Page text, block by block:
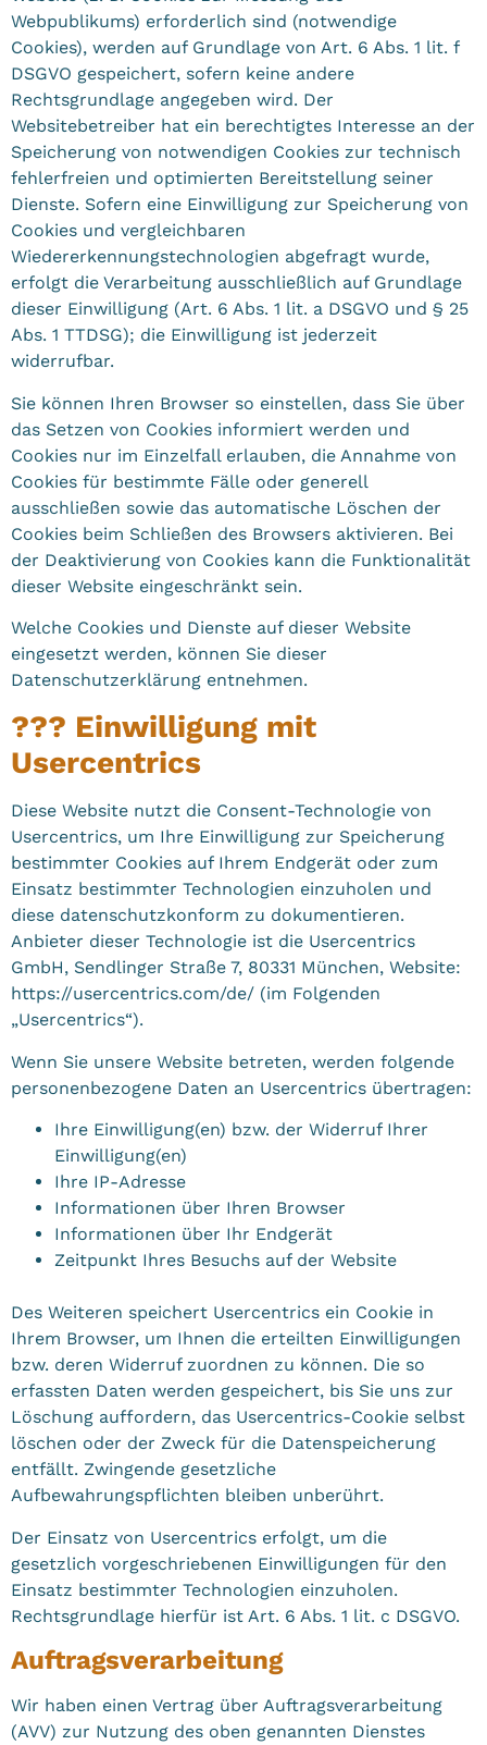
Webpublikums) erforderlich sind (notwendige
Cookies), werden auf Grundlage von Art. 6 Abs. 1 lit. f
DSGVO gespeichert, sofern keine andere
Rechtsgrundlage angegeben wird. Der
Websitebetreiber hat ein berechtigtes Interesse an der
Speicherung von notwendigen Cookies zur technisch
fehlerfreien und optimierten Bereitstellung seiner
Dienste. Sofern eine Einwilligung zur Speicherung von
Cookies und vergleichbaren
Wiedererkennungstechnologien abgefragt wurde,
erfolgt die Verarbeitung ausschließlich auf Grundlage
dieser Einwilligung (Art. 6 Abs. 1 lit. a DSGVO und § 25
Abs. 1 TTDSG); die Einwilligung ist jederzeit
widerrufbar.
Sie können Ihren Browser so einstellen, dass Sie über
das Setzen von Cookies informiert werden und
Cookies nur im Einzelfall erlauben, die Annahme von
Cookies für bestimmte Fälle oder generell
ausschließen sowie das automatische Löschen der
Cookies beim Schließen des Browsers aktivieren. Bei
der Deaktivierung von Cookies kann die Funktionalität
dieser Website eingeschränkt sein.
Welche Cookies und Dienste auf dieser Website
eingesetzt werden, können Sie dieser
Datenschutzerklärung entnehmen.
??? Einwilligung mit
Usercentrics
Diese Website nutzt die Consent-Technologie von
Usercentrics, um Ihre Einwilligung zur Speicherung
bestimmter Cookies auf Ihrem Endgerät oder zum
Einsatz bestimmter Technologien einzuholen und
diese datenschutzkonform zu dokumentieren.
Anbieter dieser Technologie ist die Usercentrics
GmbH, Sendlinger Straße 7, 80331 München, Website:
https://usercentrics.com/de/ (im Folgenden
„Usercentrics“).
Wenn Sie unsere Website betreten, werden folgende
personenbezogene Daten an Usercentrics übertragen:
Ihre Einwilligung(en) bzw. der Widerruf Ihrer
Einwilligung(en)
Ihre IP-Adresse
Informationen über Ihren Browser
Informationen über Ihr Endgerät
Zeitpunkt Ihres Besuchs auf der Website
Des Weiteren speichert Usercentrics ein Cookie in
Ihrem Browser, um Ihnen die erteilten Einwilligungen
bzw. deren Widerruf zuordnen zu können. Die so
erfassten Daten werden gespeichert, bis Sie uns zur
Löschung auffordern, das Usercentrics-Cookie selbst
löschen oder der Zweck für die Datenspeicherung
entfällt. Zwingende gesetzliche
Aufbewahrungspflichten bleiben unberührt.
Der Einsatz von Usercentrics erfolgt, um die
gesetzlich vorgeschriebenen Einwilligungen für den
Einsatz bestimmter Technologien einzuholen.
Rechtsgrundlage hierfür ist Art. 6 Abs. 1 lit. c DSGVO.
Auftragsverarbeitung
Wir haben einen Vertrag über Auftragsverarbeitung
(AVV) zur Nutzung des oben genannten Dienstes